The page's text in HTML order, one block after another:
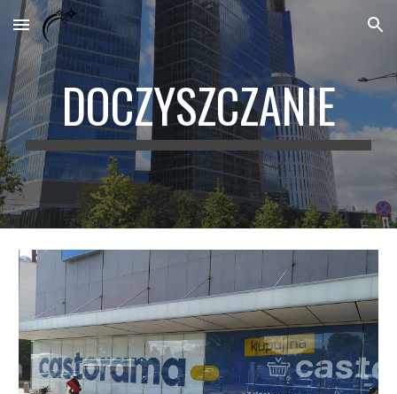
Skip to main content Skip to navigation
DOCZYSZCZANIE